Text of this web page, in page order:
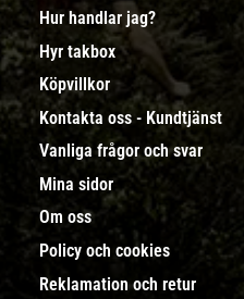
Hur handlar jag?
Hyr takbox
Köpvillkor
Kontakta oss - Kundtjänst
Vanliga frågor och svar
Mina sidor
Om oss
Policy och cookies
Reklamation och retur